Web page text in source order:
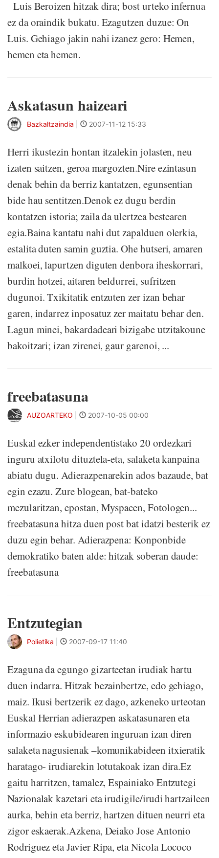
Luis Beroizen hitzak dira; bost urteko infernua
ez da oraindik bukatu. Ezagutzen duzue: On
Luis. Gehiago jakin nahi izanez gero: Hemen,
hemen eta hemen.
Askatasun haizeari
Bazkaltzaindia 2007-11-12 15:33
Herri ikustezin hontan itzalekin jolasten, neu
izaten saitzen, geroa margozten.Nire ezintasun
denak behin da berriz kantatzen, egunsentian
bide hau sentitzen.Denok ez dugu berdin
kontatzen istoria; zaila da ulertzea bestearen
egia.Baina kantatu nahi dut zapalduen olerkia,
estalita duten samin guztia. Ohe hutseri, amaren
malkoei, lapurtzen diguten denbora iheskorrari,
burdin hotzei, aitaren beldurrei, sufritzen
dugunoi. Txikitatik entzuten zer izan behar
garen, indarrez inposatuz zer maitatu behar den.
Lagun minei, bakardadeari bizigabe utzitakoune
bakoitzari; izan zirenei, gaur garenoi, ...
freebatasuna
AUZOARTEKO 2007-10-05 00:00
Euskal ezker independentistako 20 ordezkari
inguru atxilotu dituztela-eta, salaketa kanpaina
abiatu dugu. Adierazpenarekin ados bazaude, bat
egin ezazu. Zure blogean, bat-bateko
mezularitzan, epostan, Myspacen, Fotologen...
freebatasuna hitza duen post bat idatzi besterik ez
duzu egin behar. Adierazpena: Konponbide
demokratiko baten alde: hitzak soberan daude:
freebatasuna
Entzutegian
Polietika 2007-09-17 11:40
Ezaguna da egungo gizarteetan irudiak hartu
duen indarra. Hitzak bezainbertze, edo gehiago,
maiz. Ikusi bertzerik ez dago, azkeneko urteotan
Euskal Herrian adierazpen askatasunaren eta
informazio eskubidearen inguruan izan diren
salaketa nagusienak –komunikabideen itxieratik
haratago- irudiarekin lotutakoak izan dira.Ez
gaitu harritzen, tamalez, Espainiako Entzutegi
Nazionalak kazetari eta irudigile/irudi hartzaileen
aurka, behin eta berriz, hartzen dituen neurri eta
zigor eskaerak.Azkena, Deiako Jose Antonio
Rodriguez eta Javier Ripa, eta Nicola Lococo